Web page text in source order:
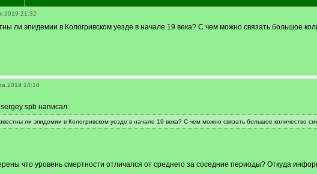
2019 21:32
ли эпидемии в Кологривском уезде в начале 19 века? С чем можно связать большое
2019 14:18
spb написал:
ли эпидемии в Кологривском уезде в начале 19 века? С чем можно связать большое количество
что уровень смертности отличался от среднего за соседние периоды? Откуда